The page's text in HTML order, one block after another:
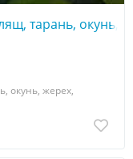
тарань, окунь,
окунь, жерех,